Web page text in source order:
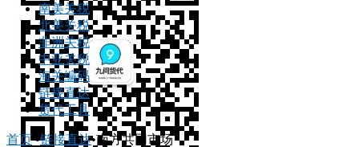
南美关税
北美关税
非洲关税
中亚关税
海关编码
链接直达
货代工具
首页 •链接直达•南方共同市场